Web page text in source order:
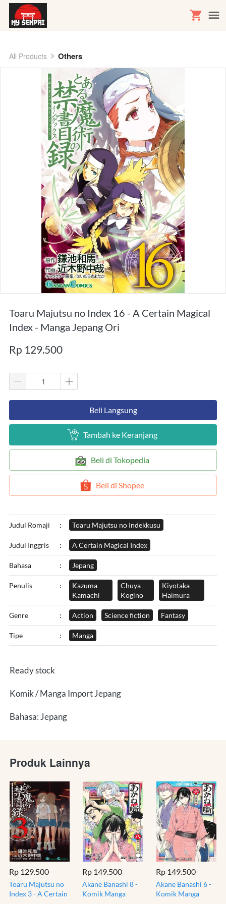
All Products Others
Toaru Majutsu no Index 16 - A Certain Magical
Index - Manga Jepang Ori
Rp 129.500
`Beli Langsung
` Tambah ke Keranjang
` Beli di Tokopedia
` Beli di Shopee
Judul Romaji : Toaru Majutsu no Indekkusu
Judul Inggris : A Certain Magical Index
Bahasa : Jepang
Penulis :
Kazuma
Kamachi
Chuya
Kogino
Kiyotaka
Haimura
Genre : Action Science fiction Fantasy
Tipe : Manga
Ready stock
Komik / Manga Import Jepang
Bahasa: Jepang
Produk Lainnya
Rp 129.500
Toaru Majutsu no
Index 3 - A Certain
Rp 149.500
Akane Banashi 8 -
Komik Manga
Rp 149.500
Akane Banashi 6 -
Komik Manga